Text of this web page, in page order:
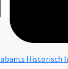
Historisch